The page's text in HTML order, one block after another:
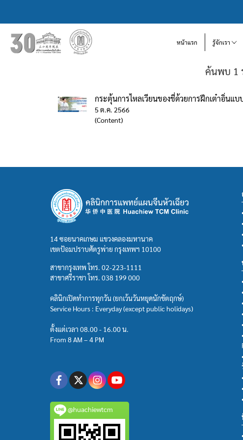
หน้าแรก รู้จักเรา
ค้นพบ 1
กระตุ้นการไหลเวียนของชี่ด้วยการฝึกเต๋าอิ่นแ
5 ต.ค. 2566
(Content)
14 ซอยนาคเกษม แขวงคลองมหานาค
เขตป้อมปราบศัตรูพ่าย กรุงเทพฯ 10100
สาขากรุงเทพ โทร. 02-223-1111
สาขาศรีราชา โทร. 038 199 000
คลินิกเปิดทำการทุกวัน (ยกเว้นวันหยุดนักขัตฤกษ์)
Service Hours : Everyday (except public holidays)
ตั้งแต่เวลา 08.00 - 16.00 น.
From 8 AM – 4 PM
@huachiewtcm